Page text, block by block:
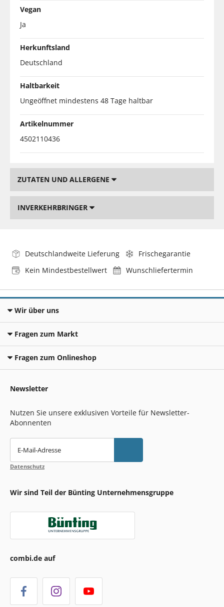
Vegan
Ja
Herkunftsland
Deutschland
Haltbarkeit
Ungeöffnet mindestens 48 Tage haltbar
Artikelnummer
4502110436
ZUTATEN UND ALLERGENE
INVERKEHRBRINGER
Deutschlandweite Lieferung
Frischegarantie
Kein Mindestbestellwert
Wunschliefertermin
Wir über uns
Fragen zum Markt
Fragen zum Onlineshop
Newsletter
Nutzen Sie unsere exklusiven Vorteile für Newsletter-
Abonnenten
E-Mail-Adresse
Datenschutz
Wir sind Teil der Bünting Unternehmensgruppe
combi.de auf